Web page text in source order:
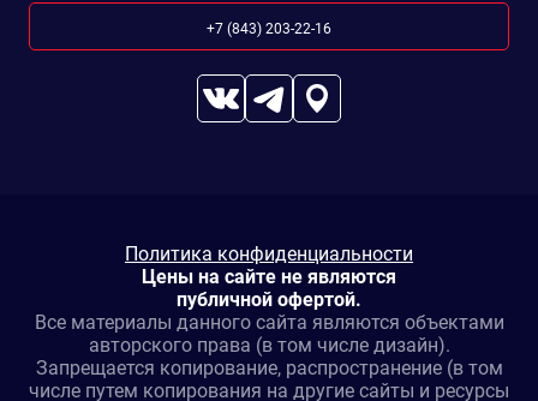
+7 (843) 203-22-16
Цены на сайте не являются
публичной офертой.
Все материалы данного сайта являются объектами
авторского права (в том числе дизайн).
Запрещается копирование, распространение (в том
числе путем копирования на другие сайты и ресурсы
Политика конфиденциальности